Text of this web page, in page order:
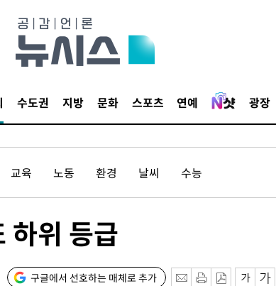
수도권 지방 문화 스포츠 연예 광장
교육 노동 환경 날씨 수능
하위 등급
구글에서 선호하는 매체로 추가